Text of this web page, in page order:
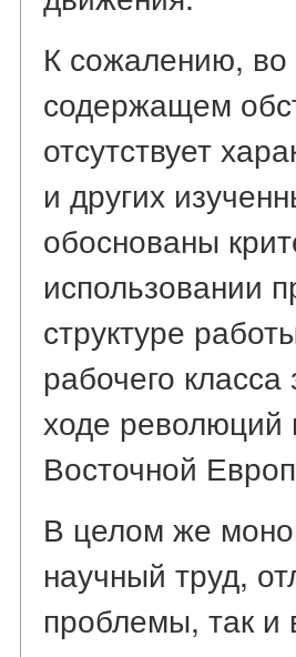
К сожалению, во
содержащем
отсутствует
и других
обоснованы
использовании
структуре
рабочего
ходе революций
Восточной
В целом же
научный труд,
проблемы, так